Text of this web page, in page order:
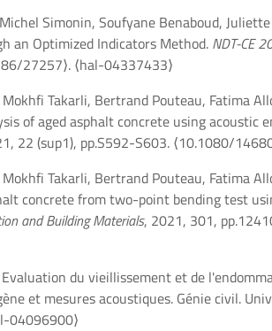
Simonin, Soufyane Benaboud,
an Optimized Indicators Method. NDT-CE
27257⟩. ⟨hal-04337433⟩
Takarli, Bertrand Pouteau, Fatima
of aged asphalt concrete using acoustic
22 (sup1), pp.S592-S603. ⟨10.1080/
Takarli, Bertrand Pouteau, Fatima
concrete from two-point bending test
and Building Materials, 2021, 301,
du vieillissement et de
et mesures acoustiques. Génie civil.
04096900⟩